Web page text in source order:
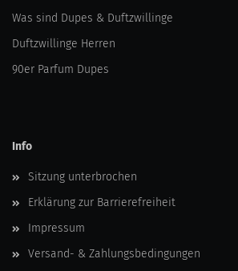
Was sind Dupes & Duftzwillinge
Duftzwillinge Herren
90er Parfum Dupes
Info
Sitzung unterbrochen
Erklärung zur Barrierefreiheit
Impressum
Versand- & Zahlungsbedingungen